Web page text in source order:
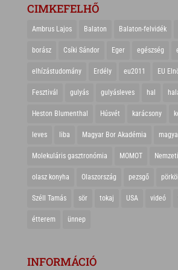
CIMKEFELHŐ
Ambrus Lajos Balaton Balaton-felvidék
borász Csíki Sándor Eger egészség
elhízástudomány Erdély eu2011 EU
Fesztivál gulyás gulyásleves hal
Heston Blumenthal Húsvét karácsony
leves liba Magyar Bor Akadémia
Molekuláris gasztronómia MOMOT
olasz konyha Olaszország pezsgő
Széll Tamás sör tokaj USA videó
étterem ünnep
INFORMÁCIÓ